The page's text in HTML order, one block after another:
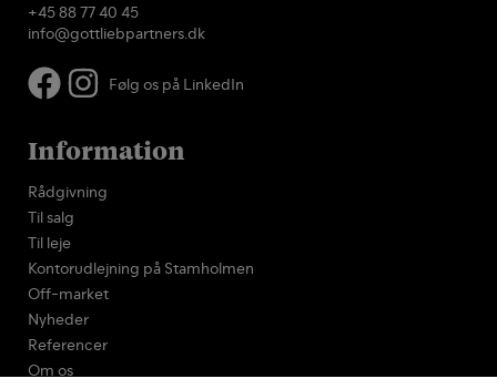
+45 88 77 40 45
info@gottliebpartners.dk
Følg os på LinkedIn
Information
Rådgivning
Til salg
Til leje
Kontorudlejning på Stamholmen
Off-market
Nyheder
Referencer
Om os